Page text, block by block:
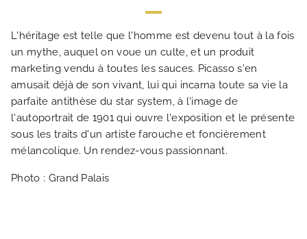
L'héritage est telle que l'homme est devenu tout à la fois
un mythe, auquel on voue un culte, et un produit
marketing vendu à toutes les sauces. Picasso s'en
amusait déjà de son vivant, lui qui incarna toute sa vie la
parfaite antithèse du star system, à l'image de
l'autoportrait de 1901 qui ouvre l'exposition et le présente
sous les traits d'un artiste farouche et foncièrement
mélancolique. Un rendez-vous passionnant.
Photo : Grand Palais